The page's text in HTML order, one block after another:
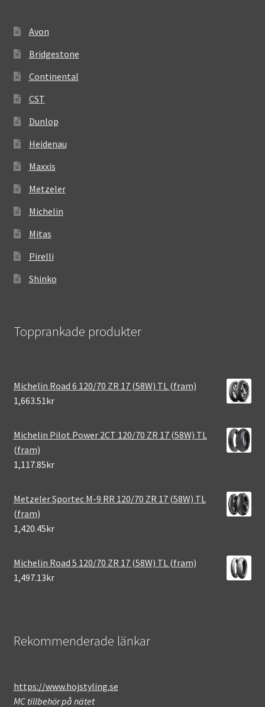
Avon
Bridgestone
Continental
CST
Dunlop
Heidenau
Maxxis
Metzeler
Michelin
Mitas
Pirelli
Shinko
Topprankade produkter
Michelin Road 6 120/70 ZR 17 (58W) TL (fram)
1,663.51kr
Michelin Pilot Power 2CT 120/70 ZR 17 (58W) TL
(fram)
1,117.85kr
Metzeler Sportec M-9 RR 120/70 ZR 17 (58W) TL
(fram)
1,420.45kr
Michelin Road 5 120/70 ZR 17 (58W) TL (fram)
1,497.13kr
Rekommenderade länkar
https://www.hojstyling.se
MC tillbehör på nätet